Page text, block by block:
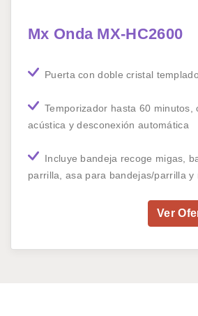
Mx Onda MX-HC2600
Puerta con doble cristal templado
Temporizador hasta 60 minutos,
acústica y desconexión automática
Incluye bandeja recoge migas,
parrilla, asa para bandejas/parrilla y
Ver